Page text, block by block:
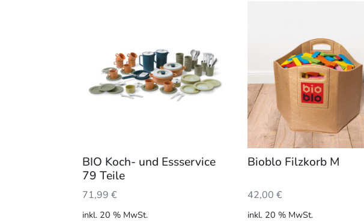
BIO Koch- und Essservice
79 Teile
71,99 €
inkl. 20 % MwSt.
Bioblo Filzkorb M
42,00 €
inkl. 20 % MwSt.